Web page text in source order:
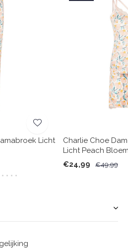
Licht
Charlie Choe
Licht Peach
€24,99
€49,99